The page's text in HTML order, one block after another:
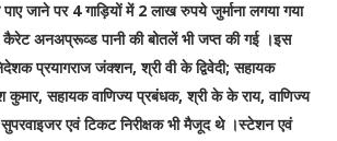
जाने पर 4 गाड़ियों में 2 लाख रुपये जुर्माना लगया गया
कैरेट अनअप्रूव्ड पानी की बोतलें भी जप्त की गई ।इस
प्रयागराज जंक्शन, श्री वी के द्विवेदी; सहायक
कुमार, सहायक वाणिज्य प्रबंधक, श्री के के राय, वाणिज्य
सुपरवाइजर एवं टिकट निरीक्षक भी मैजूद थे ।स्टेशन एवं